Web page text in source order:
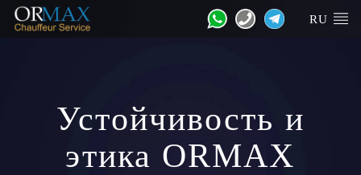
RU
Устойчивость и
этика ORMAX